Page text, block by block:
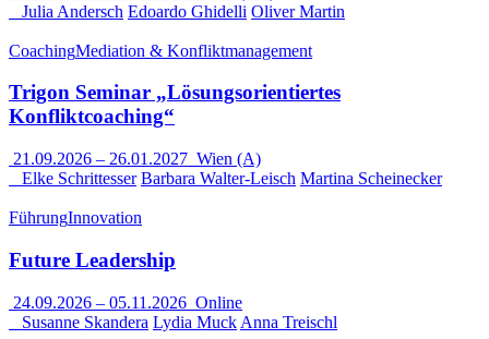
Julia Andersch Edoardo Ghidelli Oliver Martin
CoachingMediation & Konfliktmanagement
Trigon Seminar „Lösungsorientiertes
Konfliktcoaching“
21.09.2026 – 26.01.2027 Wien (A)
Elke Schrittesser Barbara Walter-Leisch Martina Scheinecker
FührungInnovation
Future Leadership
24.09.2026 – 05.11.2026 Online
Susanne Skandera Lydia Muck Anna Treischl